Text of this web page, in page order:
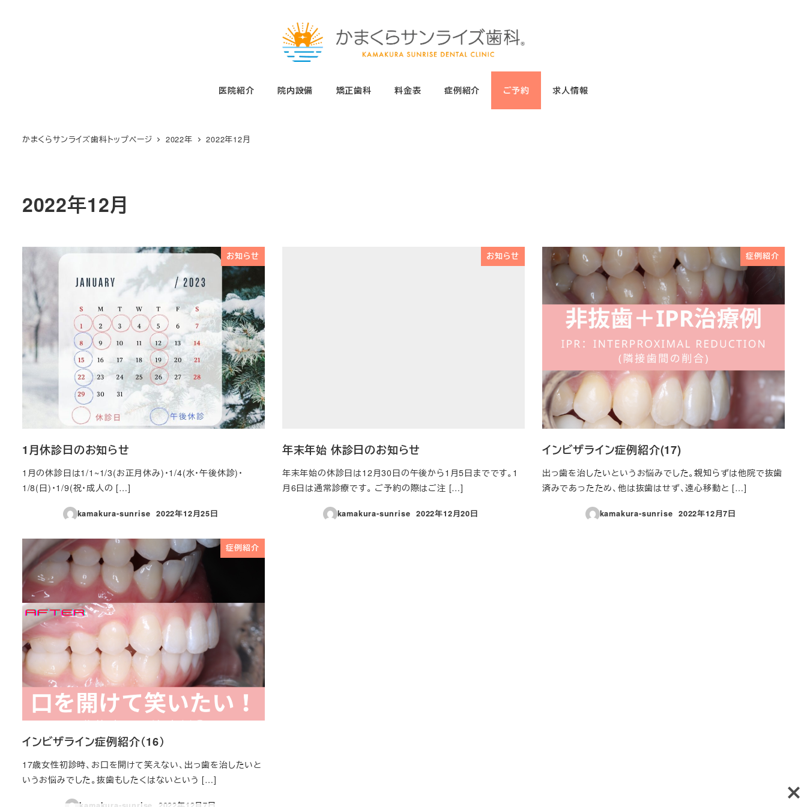
医院紹介 院内設備 矯正歯科 料金表 症例紹介 ご予約 求人情報
かまくらサンライズ歯科トップページ 2022年 2022年12月
2022年12月
お知らせ
1月休診日のお知らせ
1月の休診日は1/1~1/3(お正月休み)・1/4(水・午後休診)・
1/8(日)・1/9(祝・成人の […]
kamakura-sunrise
投稿日
2022年12月25日
お知らせ
年末年始 休診日のお知らせ
年末年始の休診日は12月30日の午後から1月5日までです。1
月6日は通常診療です。 ご予約の際はご注 […]
kamakura-sunrise
投稿日
2022年12月20日
症例紹介
インビザライン症例紹介(17)
出っ歯を治したいというお悩みでした。親知らずは他院で抜歯
済みであったため、他は抜歯はせず、遠心移動と […]
kamakura-sunrise
投稿日
2022年12月7日
症例紹介
インビザライン症例紹介（16）
17歳女性初診時、お口を開けて笑えない、出っ歯を治したいと
いうお悩みでした。抜歯もしたくはないという […]